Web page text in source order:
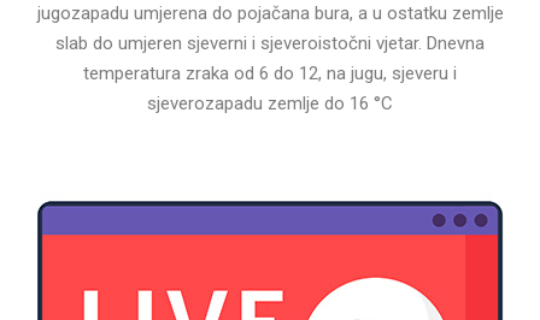
jugozapadu umjerena do pojačana bura, a u ostatku zemlje
slab do umjeren sjeverni i sjeveroistočni vjetar. Dnevna
temperatura zraka od 6 do 12, na jugu, sjeveru i
sjeverozapadu zemlje do 16 °C